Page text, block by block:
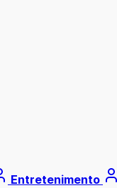
Entretenimento